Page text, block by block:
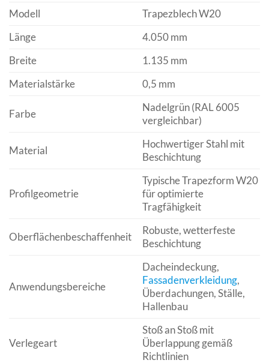
Modell
Trapezblech W20
Länge
4.050 mm
Breite
1.135 mm
Materialstärke
0,5 mm
Farbe
Nadelgrün (RAL 6005
vergleichbar)
Material
Hochwertiger Stahl mit
Beschichtung
Profilgeometrie
Typische Trapezform W20
für optimierte
Tragfähigkeit
Oberflächenbeschaffenheit
Robuste, wetterfeste
Beschichtung
Anwendungsbereiche
Dacheindeckung,
Fassadenverkleidung,
Überdachungen, Ställe,
Hallenbau
Verlegeart
Stoß an Stoß mit
Überlappung gemäß
Richtlinien